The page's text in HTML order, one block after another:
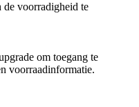
voorradigheid te
om toegang te
voorraadinformatie.